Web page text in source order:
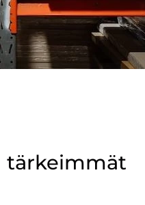
tärkeimmät